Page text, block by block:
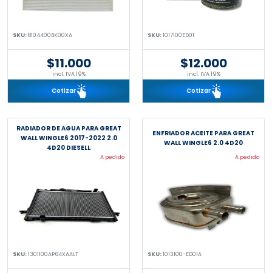
SKU:8104400BK00XA
$11.000
incl. IVA 19%
Cotizar
SKU:1017100ED01
$12.000
incl. IVA 19%
Cotizar
RADIADOR DE AGUA PARA GREAT
WALL WINGLE6 2017-2022 2.0
4D20 DIESELL
A pedido
SKU:1301100AP64XAALT
ENFRIADOR ACEITE PARA GREAT
WALL WINGLE6 2.0 4D20
A pedido
SKU:1013100-ED01A